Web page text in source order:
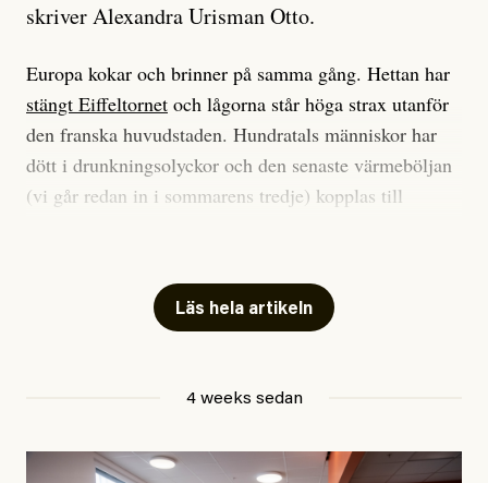
skriver Alexandra Urisman Otto.
Europa kokar och brinner på samma gång. Hettan har
stängt Eiffeltornet och lågorna står höga strax utanför
den franska huvudstaden. Hundratals människor har
dött i drunkningsolyckor och den senaste värmeböljan
(vi går redan in i sommarens tredje) kopplas till
Har du också panik i hettan? Känns det som en
mardröm? Bra, allt annat vore fullständigt orimligt.
att han brukar vara ganska återhållsam när han
september 2023, när de globala temperaturerna för
Läs hela artikeln
4 weeks sedan